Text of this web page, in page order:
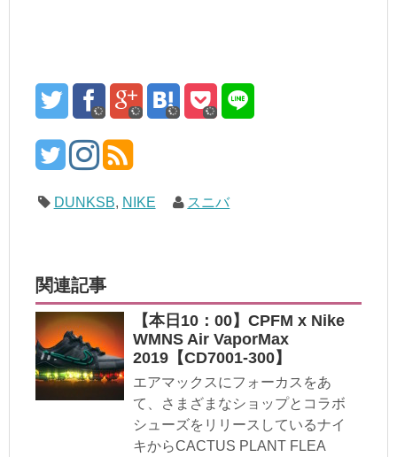
DUNKSB, NIKE スニバ
関連記事
【本日10：00】CPFM x Nike
WMNS Air VaporMax
2019【CD7001-300】
エアマックスにフォーカスをあ
て、さまざまなショップとコラボ
シューズをリリースしているナイ
キからCACTUS PLANT FLEA